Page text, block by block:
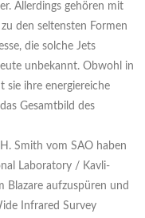
Allerdings gehören mit
den seltensten Formen
die solche Jets
unbekannt. Obwohl in
sie ihre energiereiche
Gesamtbild des
Smith vom SAO haben
Laboratory / Kavli-
Blazare aufzuspüren und
Infrared Survey